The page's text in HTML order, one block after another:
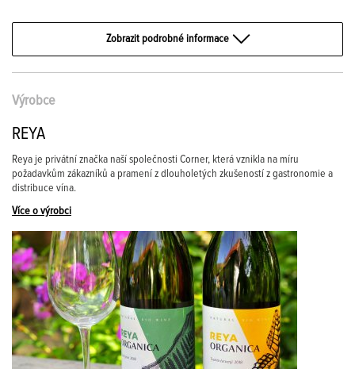
Zobrazit podrobné informace
Výrobce
REYA
Reya je privátní značka naší společnosti Corner, která vznikla na míru
požadavkům zákazníků a pramení z dlouholetých zkušeností z gastronomie a
distribuce vína.
Více o výrobci